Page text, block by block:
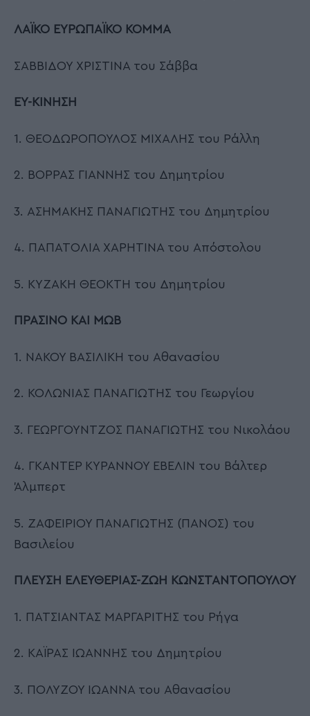
ΛΑΪΚΟ ΕΥΡΩΠΑΪΚΟ ΚΟΜΜΑ
ΣΑΒΒΙΔΟΥ ΧΡΙΣΤΙΝΑ του Σάββα
ΕΥ-ΚΙΝΗΣΗ
1. ΘΕΟΔΩΡΟΠΟΥΛΟΣ ΜΙΧΑΛΗΣ του Ράλλη
2. ΒΟΡΡΑΣ ΓΙΑΝΝΗΣ του Δημητρίου
3. ΑΣΗΜΑΚΗΣ ΠΑΝΑΓΙΩΤΗΣ του Δημητρίου
4. ΠΑΠΑΤΟΛΙΑ ΧΑΡΗΤΙΝΑ του Απόστολου
5. ΚΥΖΑΚΗ ΘΕΟΚΤΗ του Δημητρίου
ΠΡΑΣΙΝΟ ΚΑΙ ΜΩΒ
1. ΝΑΚΟΥ ΒΑΣΙΛΙΚΗ του Αθανασίου
2. ΚΟΛΩΝΙΑΣ ΠΑΝΑΓΙΩΤΗΣ του Γεωργίου
3. ΓΕΩΡΓΟΥΝΤΖΟΣ ΠΑΝΑΓΙΩΤΗΣ του Νικολάου
4. ΓΚΑΝΤΕΡ ΚΥΡΑΝΝΟΥ ΕΒΕΛΙΝ του Βάλτερ
Άλμπερτ
5. ΖΑΦΕΙΡΙΟΥ ΠΑΝΑΓΙΩΤΗΣ (ΠΑΝΟΣ) του
Βασιλείου
ΠΛΕΥΣΗ ΕΛΕΥΘΕΡΙΑΣ-ΖΩΗ ΚΩΝΣΤΑΝΤΟΠΟΥΛΟΥ
1. ΠΑΤΣΙΑΝΤΑΣ ΜΑΡΓΑΡΙΤΗΣ του Ρήγα
2. ΚΑΪΡΑΣ ΙΩΑΝΝΗΣ του Δημητρίου
3. ΠΟΛΥΖΟΥ ΙΩΑΝΝΑ του Αθανασίου